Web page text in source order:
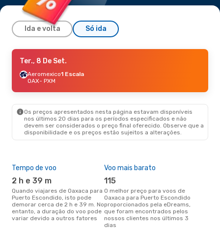
Ida e volta Só ida
Ter., 15 De Set.
Aeromexico1 Escala
OAX- PXM
PXM- OAX
Ter., 8 De Set.
Aeromexico1 Escala
OAX- PXM
Os preços apresentados nesta página estavam disponíveis
nos últimos 20 dias para os períodos especificados e não
devem ser considerados o preço final oferecido. Observe que a
disponibilidade e os preços estão sujeitos a alterações.
Tempo de voo
2 h e 39 m
Quando viajares de Oaxaca para
Puerto Escondido, isto pode
demorar cerca de 2 h e 39 m. No
entanto, a duração do voo pode
variar devido a outros fatores
Voo mais barato
115
O melhor preço para voos de
Oaxaca para Puerto Escondido
proporcionados pela eDreams,
que foram encontrados pelos
nossos clientes nos últimos 3
dias